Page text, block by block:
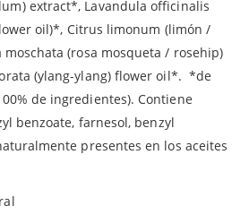
extract*, Lavandula officinalis
oil)*, Citrus limonum (limón /
moschata (rosa mosqueta / rosehip)
(ylang-ylang) flower oil*. *de
de ingredientes). Contiene
benzoate, farnesol, benzyl
presentes en los aceites